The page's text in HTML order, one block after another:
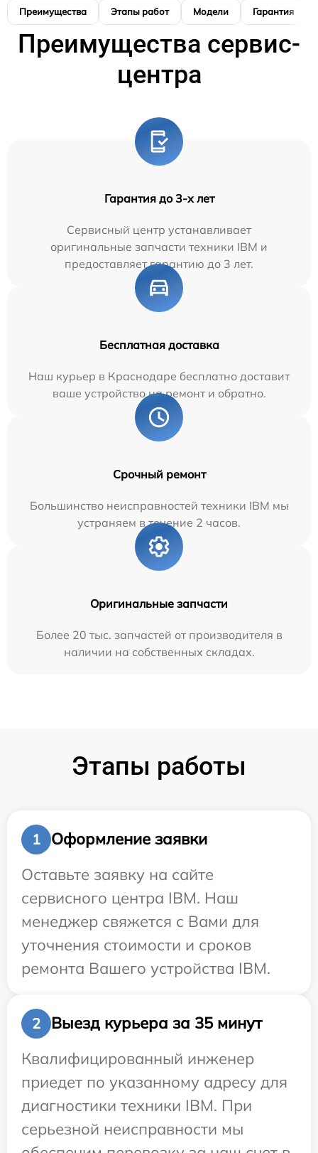
Преимущества Этапы работ Модели Гарантия
Преимущества сервис-
центра
Гарантия до 3-х лет
Сервисный центр устанавливает
оригинальные запчасти техники IBM и
предоставляет гарантию до 3 лет.
Бесплатная доставка
Наш курьер в Краснодаре бесплатно доставит
ваше устройство на ремонт и обратно.
Срочный ремонт
Большинство неисправностей техники IBM мы
устраняем в течение 2 часов.
Оригинальные запчасти
Более 20 тыс. запчастей от производителя в
наличии на собственных складах.
Этапы работы
1
Оформление заявки
Оставьте заявку на сайте
сервисного центра IBM. Наш
менеджер свяжется с Вами для
уточнения стоимости и сроков
ремонта Вашего устройства IBM.
2
Выезд курьера за 35 минут
Квалифицированный инженер
приедет по указанному адресу для
диагностики техники IBM. При
серьезной неисправности мы